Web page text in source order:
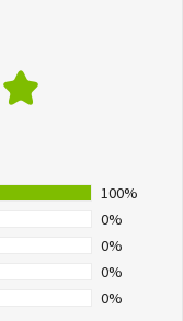
100%
0%
0%
0%
0%